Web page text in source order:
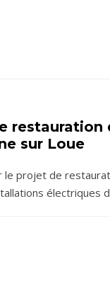
restauration
sur Loue
le projet de
électriques